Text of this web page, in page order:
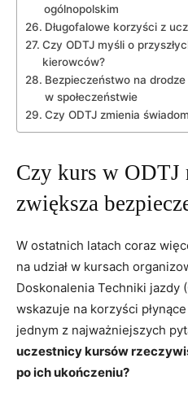
ogólnopolskim
Długofalowe korzyści z
Czy ODTJ myśli o
kierowców?
Bezpieczeństwo na
w społeczeństwie
Czy ODTJ zmienia
Czy kurs w ODTJ
zwiększa
W ostatnich latach coraz
na udział w kursach
Doskonalenia Techniki jazdy
wskazuje na korzyści
jednym z najważniejszych
uczestnicy kursów
po ich ukończeniu?